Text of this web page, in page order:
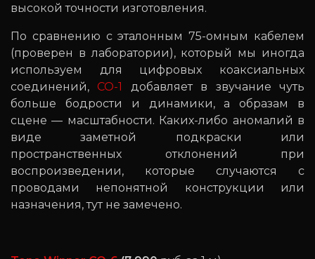
высокой точности изготовления.
По сравнению с эталонным 75-омным кабелем
(проверен в лаборатории), который мы иногда
используем для цифровых коаксиальных
соединений,CO-1
добавляет в звучание чуть
больше бодрости и динамики, а образам в
сцене — масштабности. Каких-либо аномалий в
виде заметной подкраски или
пространственных отклонений при
воспроизведении, которые случаются с
проводами непонятной конструкции или
назначения, тут не замечено.